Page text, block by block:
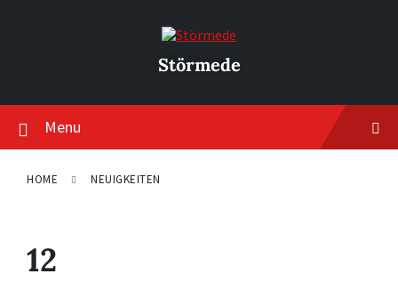
Störmede
Menu
HOME NEUIGKEITEN
12